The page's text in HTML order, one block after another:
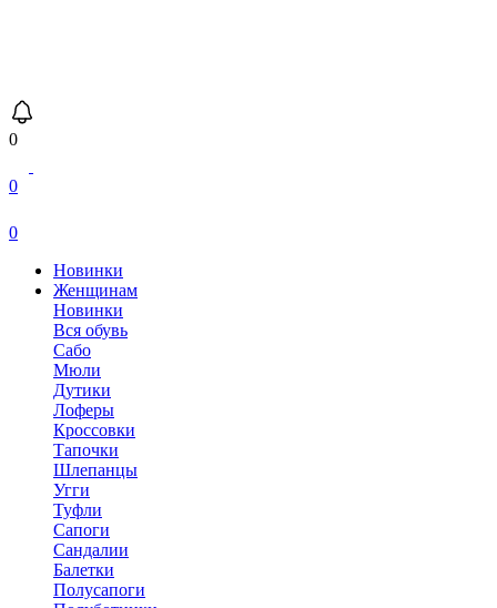
0
0
0
Новинки
Женщинам
Новинки
Вся обувь
Сабо
Мюли
Дутики
Лоферы
Кроссовки
Тапочки
Шлепанцы
Угги
Туфли
Сапоги
Сандалии
Балетки
Полусапоги